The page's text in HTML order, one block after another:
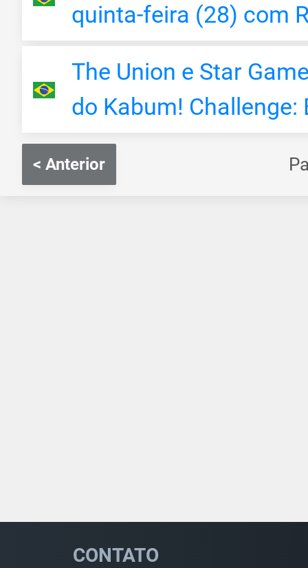
quinta-feira (28) com
The Union e Star
do Kabum! Challenge:
< Anterior
CONTATO